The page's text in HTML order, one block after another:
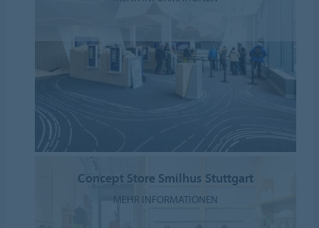
Concept Store Smilhus Stuttgart
MEHR INFORMATIONEN